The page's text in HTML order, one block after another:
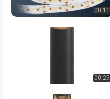
00:11
00:29